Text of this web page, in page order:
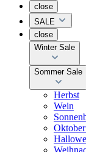
close
SALE
close
Winter Sale
Sommer Sale
Herbst
Wein